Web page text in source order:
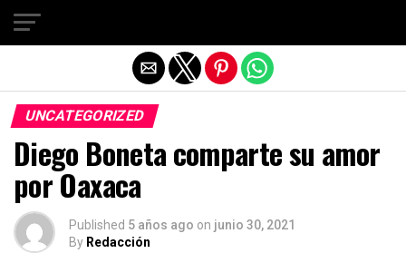
UNCATEGORIZED
Diego Boneta comparte su amor
por Oaxaca
Published 5 años ago on junio 30, 2021
By Redacción